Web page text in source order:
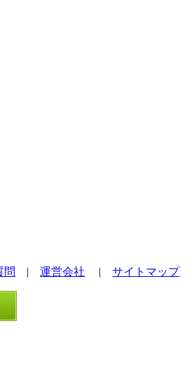
問 | 運営会社 | サイトマップ